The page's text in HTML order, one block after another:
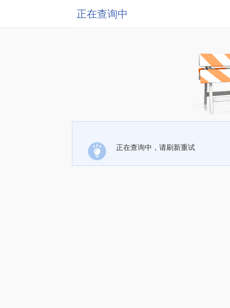
正在查询中
正在查询中，请刷新重试